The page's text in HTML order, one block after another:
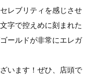
レブリティを感じさせ
字で控えめに刻まれた
ールドが非常にエレガ
います！ぜひ、店頭で